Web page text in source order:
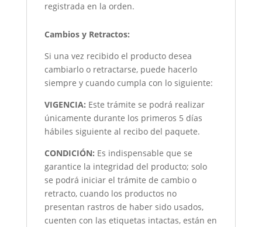
registrada en la orden.
Cambios y Retractos:
Si una vez recibido el producto desea
cambiarlo o retractarse, puede hacerlo
siempre y cuando cumpla con lo siguiente:
VIGENCIA: Este trámite se podrá realizar
únicamente durante los primeros 5 días
hábiles siguiente al recibo del paquete.
CONDICIÓN: Es indispensable que se
garantice la integridad del producto; solo
se podrá iniciar el trámite de cambio o
retracto, cuando los productos no
presentan rastros de haber sido usados,
cuenten con las etiquetas intactas, están en